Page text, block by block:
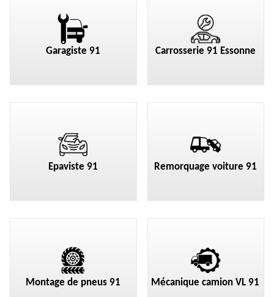
Garagiste 91 Carrosserie 91 Essonne
Epaviste 91 Remorquage voiture 91
Montage de pneus 91 Mécanique camion VL 91